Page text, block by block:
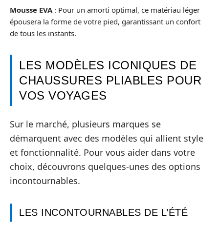
Mousse EVA: Pour un amorti optimal, ce matériau léger
épousera la forme de votre pied, garantissant un confort
de tous les instants.
LES MODÈLES ICONIQUES DE
CHAUSSURES PLIABLES POUR
VOS VOYAGES
Sur le marché, plusieurs marques se
démarquent avec des modèles qui allient style
et fonctionnalité. Pour vous aider dans votre
choix, découvrons quelques-unes des options
incontournables.
LES INCONTOURNABLES DE L’ÉTÉ